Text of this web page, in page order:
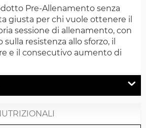
Pre-Allenamento senza
giusta per chi vuole ottenere il
sessione di allenamento, con
resistenza allo sforzo, il
e il consecutivo aumento di